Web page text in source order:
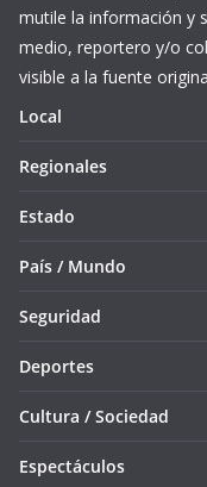
mutile la información y
medio, reportero y/o
visible a la fuente
Local
Regionales
Estado
País / Mundo
Seguridad
Deportes
Cultura / Sociedad
Espectáculos